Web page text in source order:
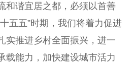
和谐宜居之都，必须以首善
五五”时期，我们将着力促进
实推进乡村全面振兴，进一
载能力，加快建设城市活力